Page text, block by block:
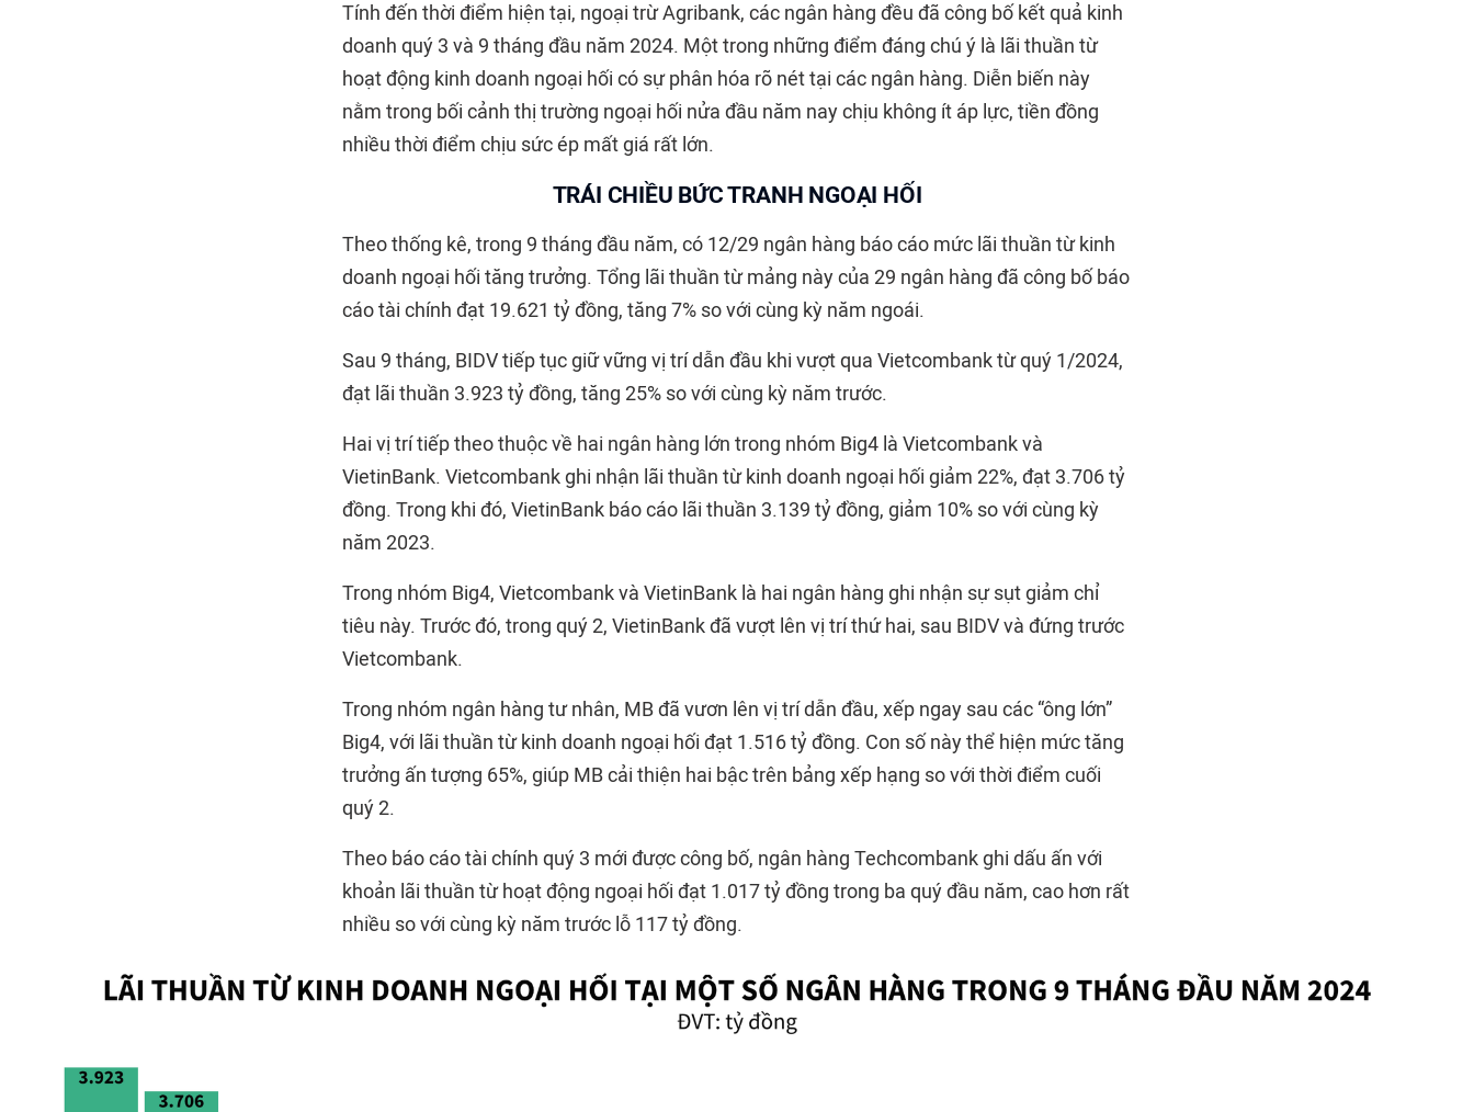
Tính đến thời điểm hiện tại, ngoại trừ Agribank, các ngân hàng đều đã công bố kết quả kinh
doanh quý 3 và 9 tháng đầu năm 2024. Một trong những điểm đáng chú ý là lãi thuần từ
hoạt động kinh doanh ngoại hối có sự phân hóa rõ nét tại các ngân hàng. Diễn biến này
nằm trong bối cảnh thị trường ngoại hối nửa đầu năm nay chịu không ít áp lực, tiền đồng
nhiều thời điểm chịu sức ép mất giá rất lớn.
TRÁI CHIỀU BỨC TRANH NGOẠI HỐI
Theo thống kê, trong 9 tháng đầu năm, có 12/29 ngân hàng báo cáo mức lãi thuần từ kinh
doanh ngoại hối tăng trưởng. Tổng lãi thuần từ mảng này của 29 ngân hàng đã công bố báo
cáo tài chính đạt 19.621 tỷ đồng, tăng 7% so với cùng kỳ năm ngoái.
Sau 9 tháng, BIDV tiếp tục giữ vững vị trí dẫn đầu khi vượt qua Vietcombank từ quý 1/2024,
đạt lãi thuần 3.923 tỷ đồng, tăng 25% so với cùng kỳ năm trước.
Hai vị trí tiếp theo thuộc về hai ngân hàng lớn trong nhóm Big4 là Vietcombank và
VietinBank. Vietcombank ghi nhận lãi thuần từ kinh doanh ngoại hối giảm 22%, đạt 3.706 tỷ
đồng. Trong khi đó, VietinBank báo cáo lãi thuần 3.139 tỷ đồng, giảm 10% so với cùng kỳ
năm 2023.
Trong nhóm Big4, Vietcombank và VietinBank là hai ngân hàng ghi nhận sự sụt giảm chỉ
tiêu này. Trước đó, trong quý 2, VietinBank đã vượt lên vị trí thứ hai, sau BIDV và đứng trước
Vietcombank.
Trong nhóm ngân hàng tư nhân, MB đã vươn lên vị trí dẫn đầu, xếp ngay sau các “ông lớn”
Big4, với lãi thuần từ kinh doanh ngoại hối đạt 1.516 tỷ đồng. Con số này thể hiện mức tăng
trưởng ấn tượng 65%, giúp MB cải thiện hai bậc trên bảng xếp hạng so với thời điểm cuối
quý 2.
Theo báo cáo tài chính quý 3 mới được công bố, ngân hàng Techcombank ghi dấu ấn với
khoản lãi thuần từ hoạt động ngoại hối đạt 1.017 tỷ đồng trong ba quý đầu năm, cao hơn rất
nhiều so với cùng kỳ năm trước lỗ 117 tỷ đồng.